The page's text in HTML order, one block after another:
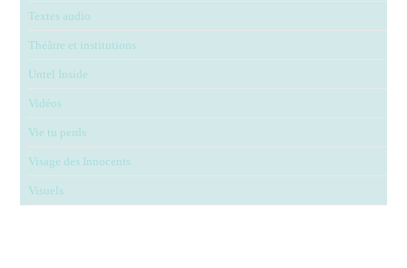
Textes audio
Théâtre et institutions
Untel Inside
Vidéos
Vie tu perds
Visage des Innocents
Visuels